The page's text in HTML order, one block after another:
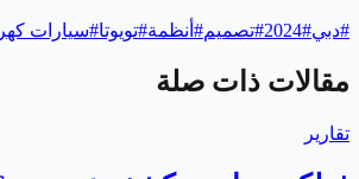
#دبي#
2024
#تصميم# أنظمة#تويوتا#سيارات
مقالات ذات صلة
تقارير